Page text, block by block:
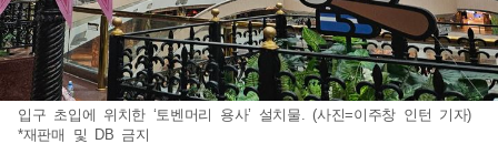
입구 초입에 위치한 ‘토벤머리 용사’ 설치물. (사진=이주창 인턴 기자)
*재판매 및 DB 금지